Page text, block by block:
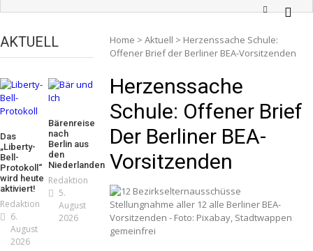
Home > Aktuell > Herzenssache Schule:
Offener Brief der Berliner BEA-Vorsitzenden
Herzenssache
Schule: Offener Brief
Der Berliner BEA-
Vorsitzenden
Stellungnahme aller 12 alle Berliner BEA-
Vorsitzenden - Foto: Pixabay, Stadtwappen
gemeinfrei
AKTUELL
Das
„Liberty-
Bell-
Protokoll“
wird heute
aktiviert!
Redaktion
6.
August
2026
Bärenreise
nach
Berlin aus
den
Niederlanden
Redaktion
5.
August
2026